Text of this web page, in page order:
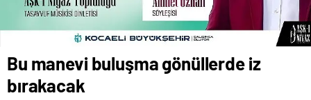
Bu manevi buluşma gönüllerde iz
bırakacak